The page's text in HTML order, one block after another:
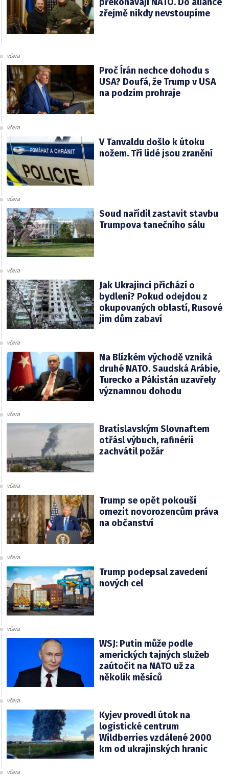
zřejmě nikdy nevstoupíme
včera
Proč Írán nechce dohodu s
USA? Doufá, že Trump v USA
na podzim prohraje
včera
V Tanvaldu došlo k útoku
nožem. Tři lidé jsou zranění
včera
Soud nařídil zastavit stavbu
Trumpova tanečního sálu
včera
Jak Ukrajinci přichází o
bydlení? Pokud odejdou z
okupovaných oblastí, Rusové
jim dům zabaví
včera
Na Blízkém východě vzniká
druhé NATO. Saudská Arábie,
Turecko a Pákistán uzavřely
významnou dohodu
včera
Bratislavským Slovnaftem
otřásl výbuch, rafinérii
zachvátil požár
včera
Trump se opět pokouší
omezit novorozencům práva
na občanství
včera
Trump podepsal zavedení
nových cel
včera
WSJ: Putin může podle
amerických tajných služeb
zaútočit na NATO už za
několik měsíců
včera
Kyjev provedl útok na
logistické centrum
Wildberries vzdálené 2000
km od ukrajinských hranic
včera